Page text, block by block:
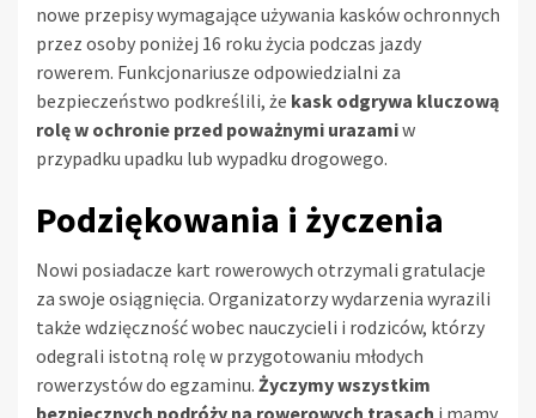
nowe przepisy wymagające używania kasków ochronnych
przez osoby poniżej 16 roku życia podczas jazdy
rowerem. Funkcjonariusze odpowiedzialni za
bezpieczeństwo podkreślili, że kask odgrywa kluczową
rolę w ochronie przed poważnymi urazamiw
przypadku upadku lub wypadku drogowego.
Podziękowania i życzenia
Nowi posiadacze kart rowerowych otrzymali gratulacje
za swoje osiągnięcia. Organizatorzy wydarzenia wyrazili
także wdzięczność wobec nauczycieli i rodziców, którzy
odegrali istotną rolę w przygotowaniu młodych
rowerzystów do egzaminu. Życzymy wszystkim
bezpiecznych podróży na rowerowych trasach i mamy